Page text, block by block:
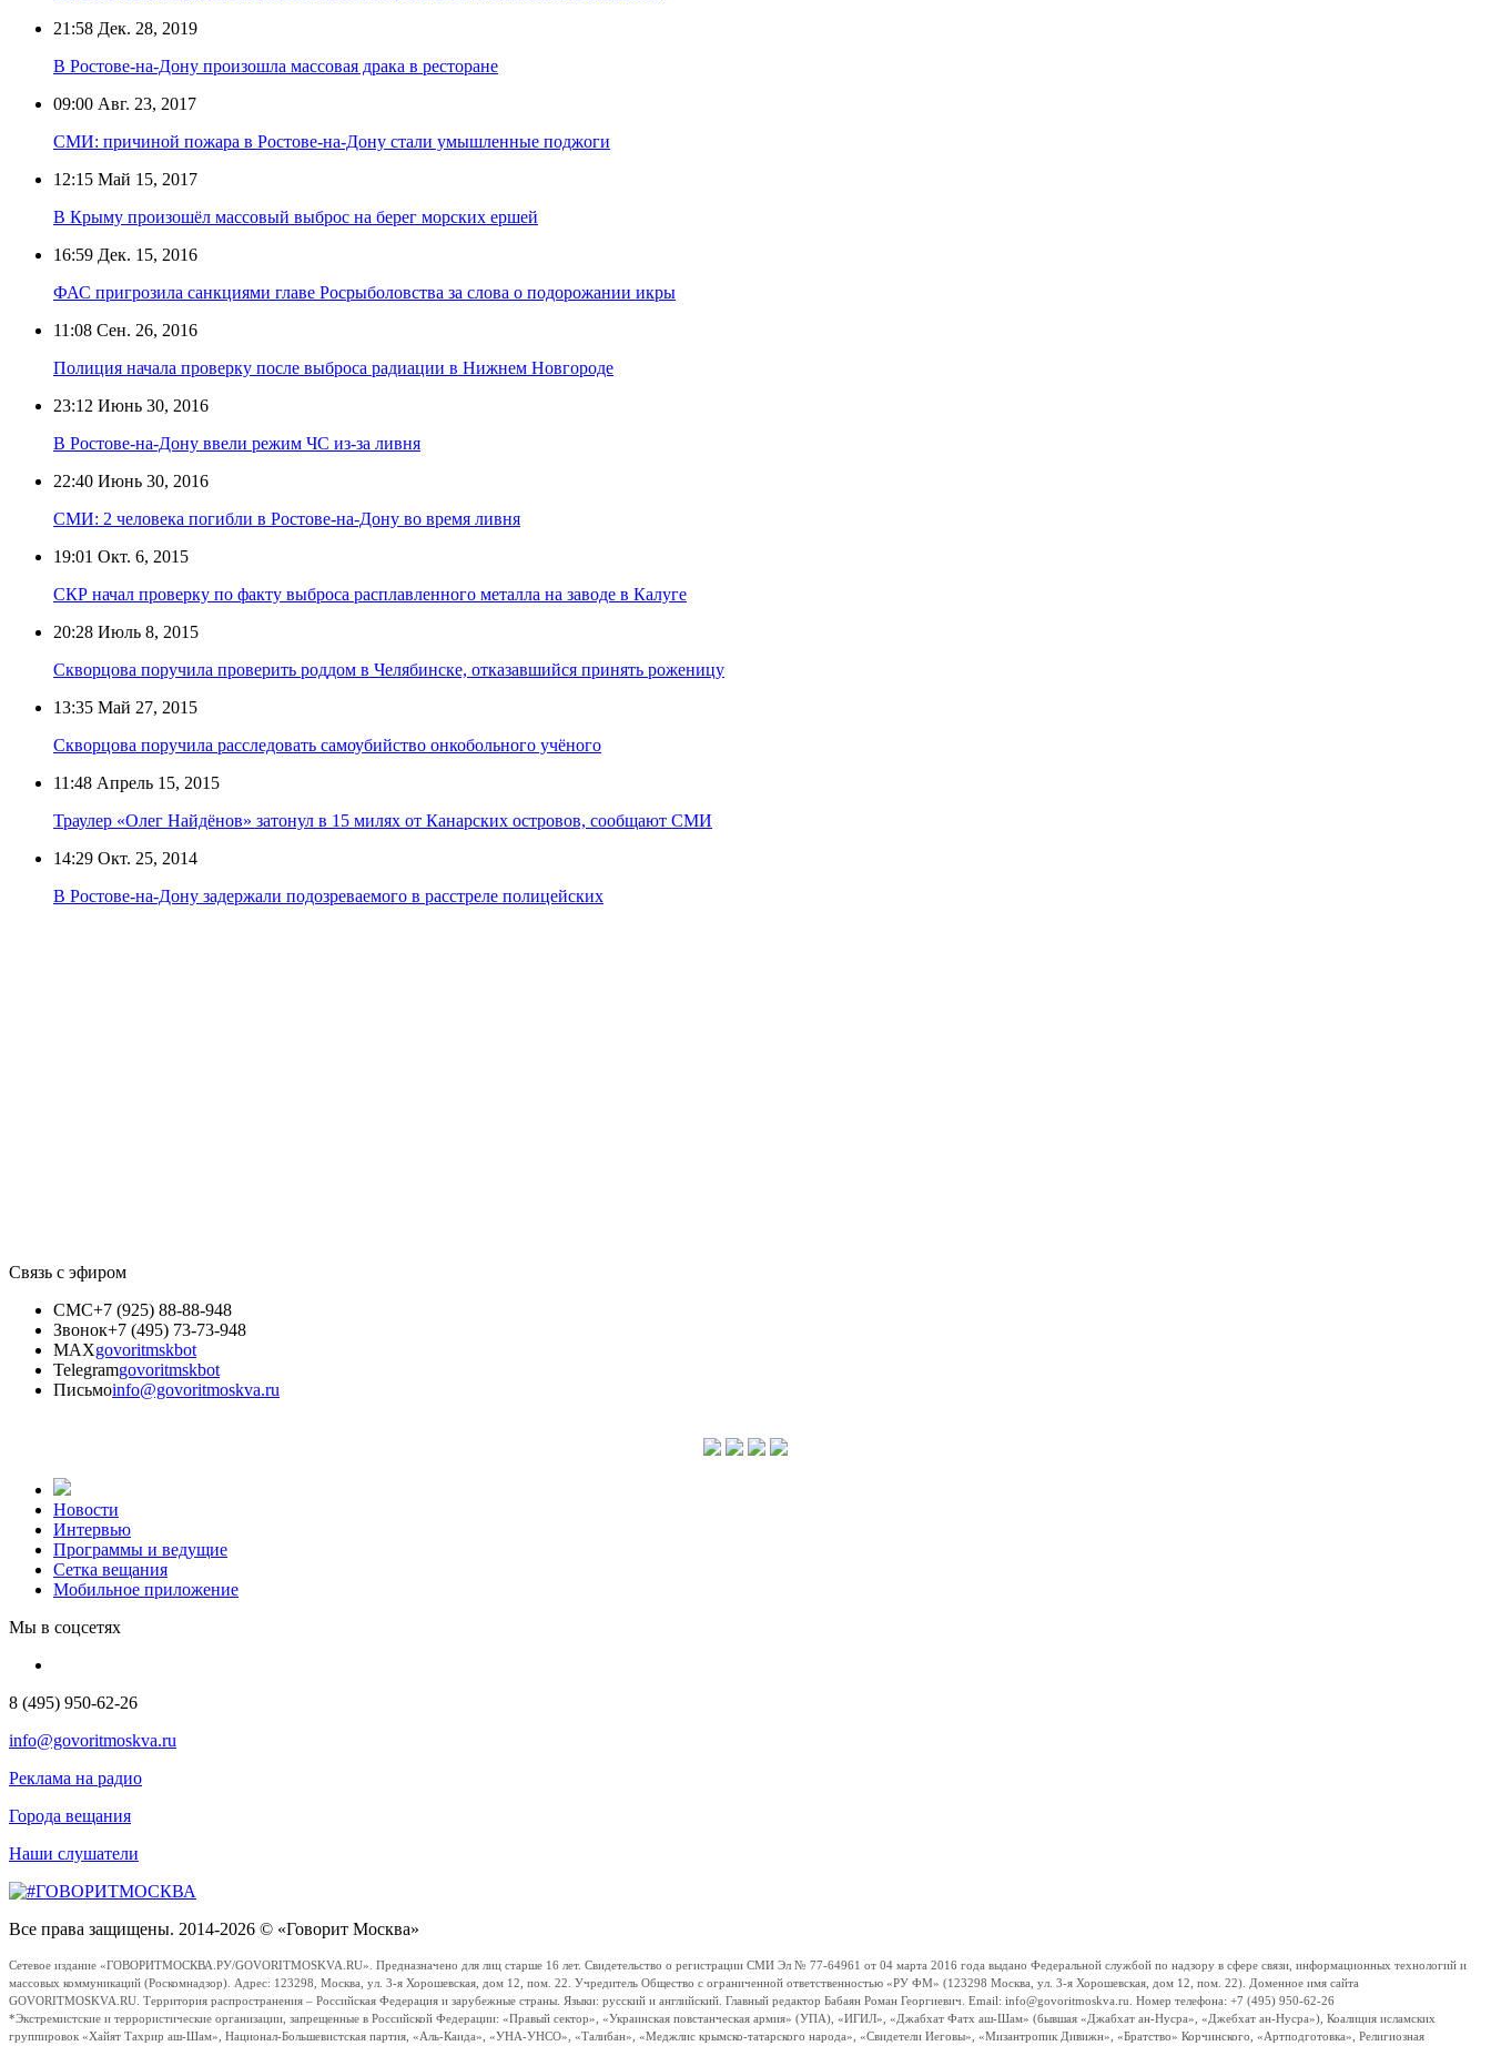
21:58 Дек. 28, 2019
В Ростове-на-Дону произошла массовая драка в ресторане
09:00 Авг. 23, 2017
СМИ: причиной пожара в Ростове-на-Дону стали умышленные поджоги
12:15 Май 15, 2017
В Крыму произошёл массовый выброс на берег морских ершей
16:59 Дек. 15, 2016
ФАС пригрозила санкциями главе Росрыболовства за слова о подорожании икры
11:08 Сен. 26, 2016
Полиция начала проверку после выброса радиации в Нижнем Новгороде
23:12 Июнь 30, 2016
В Ростове-на-Дону ввели режим ЧС из-за ливня
22:40 Июнь 30, 2016
СМИ: 2 человека погибли в Ростове-на-Дону во время ливня
19:01 Окт. 6, 2015
СКР начал проверку по факту выброса расплавленного металла на заводе в Калуге
20:28 Июль 8, 2015
Скворцова поручила проверить роддом в Челябинске, отказавшийся принять роженицу
13:35 Май 27, 2015
Скворцова поручила расследовать самоубийство онкобольного учёного
11:48 Апрель 15, 2015
Траулер «Олег Найдёнов» затонул в 15 милях от Канарских островов, сообщают СМИ
14:29 Окт. 25, 2014
В Ростове-на-Дону задержали подозреваемого в расстреле полицейских
Связь с эфиром
СМС+7 (925) 88-88-948
Звонок+7 (495) 73-73-948
MAXgovoritmskbot
Telegramgovoritmskbot
Письмоinfo@govoritmoskva.ru
Новости
Интервью
Программы и ведущие
Сетка вещания
Мобильное приложение
Мы в соцсетях
8 (495) 950-62-26
info@govoritmoskva.ru
Реклама на радио
Города вещания
Наши слушатели
Все права защищены. 2014-2026 © «Говорит Москва»
Сетевое издание «ГОВОРИТМОСКВА.РУ/GOVORITMOSKVA.RU». Предназначено для лиц старше 16 лет. Свидетельство о регистрации СМИ Эл № 77-64961 от 04 марта 2016 года выдано Федеральной службой по надзору в сфере связи, информационных технологий и
массовых коммуникаций (Роскомнадзор). Адрес: 123298, Москва, ул. 3-я Хорошевская, дом 12, пом. 22. Учредитель Общество с ограниченной ответственностью «РУ ФМ» (123298 Москва, ул. 3-я Хорошевская, дом 12, пом. 22). Доменное имя сайта
GOVORITMOSKVA.RU. Территория распространения – Российская Федерация и зарубежные страны. Языки: русский и английский. Главный редактор Бабаян Роман Георгиевич. Email: info@govoritmoskva.ru. Номер телефона: +7 (495) 950-62-26
*Экстремистские и террористические организации, запрещенные в Российской Федерации: «Правый сектор», «Украинская повстанческая армия» (УПА), «ИГИЛ», «Джабхат Фатх аш-Шам» (бывшая «Джабхат ан-Нусра», «Джебхат ан-Нусра»), Коалиция исламских
группировок «Хайят Тахрир аш-Шам», Национал-Большевистская партия, «Аль-Каида», «УНА-УНСО», «Талибан», «Меджлис крымско-татарского народа», «Свидетели Иеговы», «Мизантропик Дивижн», «Братство» Корчинского, «Артподготовка», Религиозная